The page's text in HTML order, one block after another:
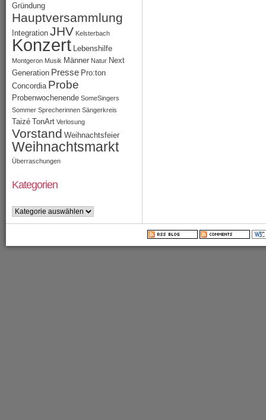
Gründung
Hauptversammlung
Integration JHV Kelsterbach
Konzert Lebenshilfe
Montgeron Musik Männer Natur Next
Generation Presse Pro:ton
Concordia Probe
Probenwochenende SomeSingers
Sommer Sprecherinnen Sängerkreis
Taizé TonArt Verlosung
Vorstand Weihnachtsfeier
Weihnachtsmarkt
Überraschungen
Kategorien
Kategorien